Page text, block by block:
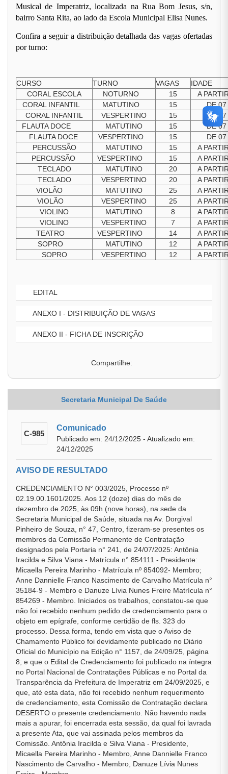
Musical de Imperatriz, localizada na Rua Bom Jesus, s/n,
bairro Santa Rita, ao lado da Escola Municipal Elisa Nunes.
Confira a seguir a distribuição detalhada das vagas ofertadas
por turno:
CURSO TURNO VAGAS
IDADE
CORAL ESCOLA
NOTURNO 15
A
CORAL INFANTIL
MATUTINO 15
DE 07
CORAL INFANTIL
VESPERTINO 15
DE 07
FLAUTA DOCE
MATUTINO 15
DE 07
FLAUTA DOCE
VESPERTINO 15
DE 07
PERCUSSÃO
MATUTINO 15
A
PERCUSSÃO
VESPERTINO 15
A
TECLADO
MATUTINO 20
A
TECLADO
VESPERTINO 20
A
VIOLÃO
MATUTINO 25
A
VIOLÃO
VESPERTINO 25
A
VIOLINO
MATUTINO 8
A
VIOLINO
VESPERTINO 7
A
TEATRO
VESPERTINO 14
A
SOPRO
MATUTINO 12
A
SOPRO
VESPERTINO 12 A
EDITAL
ANEXO I - DISTRIBUIÇÃO DE VAGAS
ANEXO II - FICHA DE INSCRIÇÃO
Compartilhe:
Secretaria Municipal De Saúde
C-985
Comunicado
Publicado em: 24/12/2025 - Atualizado em:
24/12/2025
AVISO DE RESULTADO
CREDENCIAMENTO N° 003/2025, Processo nº
02.19.00.1601/2025. Aos 12 (doze) dias do mês de
dezembro de 2025, às 09h (nove horas), na sede da
Secretaria Municipal de Saúde, situada na Av. Dorgival
Pinheiro de Souza, n° 47, Centro, fizeram-se presentes os
membros da Comissão Permanente de Contratação
designados pela Portaria n° 241, de 24/07/2025: Antônia
Iracilda e Silva Viana - Matrícula n° 854111 - Presidente:
Micaella Pereira Marinho - Matrícula nº 854092- Membro;
Anne Dannielle Franco Nascimento de Carvalho Matrícula n°
35184-9 - Membro e Danuze Lívia Nunes Freire Matrícula n°
854269 - Membro. Iniciados os trabalhos, constatou-se que
não foi recebido nenhum pedido de credenciamento para o
objeto em epígrafe, conforme certidão de fls. 323 do
processo. Dessa forma, tendo em vista que o Aviso de
Chamamento Público foi devidamente publicado no Diário
Oficial do Município na Edição n° 1157, de 24/09/25, página
8; e que o Edital de Credenciamento foi publicado na íntegra
no Portal Nacional de Contratações Públicas e no Portal da
Transparência da Prefeitura de Imperatriz em 24/09/2025, e
que, até esta data, não foi recebido nenhum requerimento
de credenciamento, esta Comissão de Contratação declara
DESERTO o presente credenciamento. Não havendo nada
mais a apurar, foi encerrada esta sessão, da qual foi lavrada
a presente Ata, que vai assinada pelos membros da
Comissão. Antônia Iracilda e Silva Viana - Presidente,
Micaella Pereira Marinho - Membro, Anne Dannielle Franco
Nascimento de Carvalho - Membro, Danuze Lívia Nunes